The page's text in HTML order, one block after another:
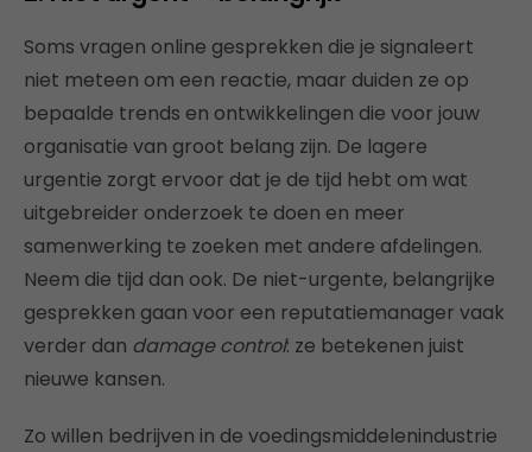
Soms vragen online gesprekken die je signaleert
niet meteen om een reactie, maar duiden ze op
bepaalde trends en ontwikkelingen die voor jouw
organisatie van groot belang zijn. De lagere
urgentie zorgt ervoor dat je de tijd hebt om wat
uitgebreider onderzoek te doen en meer
samenwerking te zoeken met andere afdelingen.
Neem die tijd dan ook. De niet-urgente, belangrijke
gesprekken gaan voor een reputatiemanager vaak
verder dan damage control: ze betekenen juist
nieuwe kansen.
Zo willen bedrijven in de voedingsmiddelenindustrie